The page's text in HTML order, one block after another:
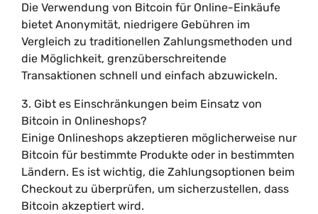
Die Verwendung von Bitcoin für Online-Einkäufe
bietet Anonymität, niedrigere Gebühren im
Vergleich zu traditionellen Zahlungsmethoden und
die Möglichkeit, grenzüberschreitende
Transaktionen schnell und einfach abzuwickeln.
3. Gibt es Einschränkungen beim Einsatz von
Bitcoin in Onlineshops?
Einige Onlineshops akzeptieren möglicherweise nur
Bitcoin für bestimmte Produkte oder in bestimmten
Ländern. Es ist wichtig, die Zahlungsoptionen beim
Checkout zu überprüfen, um sicherzustellen, dass
Bitcoin akzeptiert wird.